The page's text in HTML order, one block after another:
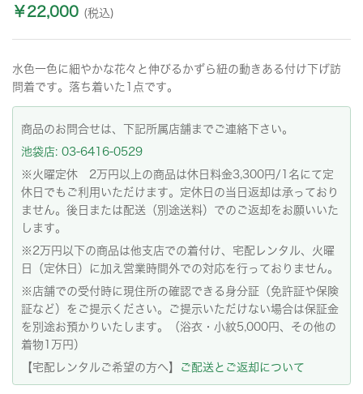
￥22,000 (税込)
水色一色に細やかな花々と伸びるかずら紐の動きある付け下げ訪
問着です。落ち着いた1点です。
商品のお問合せは、下記所属店舗までご連絡下さい。
池袋店: 03-6416-0529
※火曜定休 2万円以上の商品は休日料金3,300円/1名にて定
休日でもご利用いただけます。定休日の当日返却は承っており
ません。後日または配送（別途送料）でのご返却をお願いいた
します。
※2万円以下の商品は他支店での着付け、宅配レンタル、火曜
日（定休日）に加え営業時間外での対応を行っておりません。
※店舗での受付時に現住所の確認できる身分証（免許証や保険
証など）をご提示ください。ご提示いただけない場合は保証金
を別途お預かりいたします。（浴衣・小紋5,000円、その他の
着物1万円）
【宅配レンタルご希望の方へ】
ご配送とご返却について